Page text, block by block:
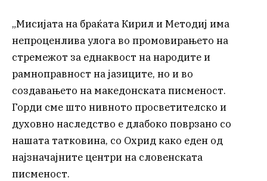
„Мисијата на браќата Кирил и Методиј има
непроценлива улога во промовирањето на
стремежот за еднаквост на народите и
рамноправност на јазиците, но и во
создавањето на македонската писменост.
Горди сме што нивното просветителско и
духовно наследство е длабоко поврзано со
нашата татковина, со Охрид како еден од
најзначајните центри на словенската
писменост.